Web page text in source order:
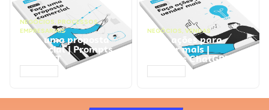
NEGÓCIOS, PROCESSOS
EMPRESARIAIS
Faça uma proposta
comercial | Prompts
ChatGPT
NEGÓCIOS, VENDAS
Faça ações para
vender mais |
Prompts ChatGPT